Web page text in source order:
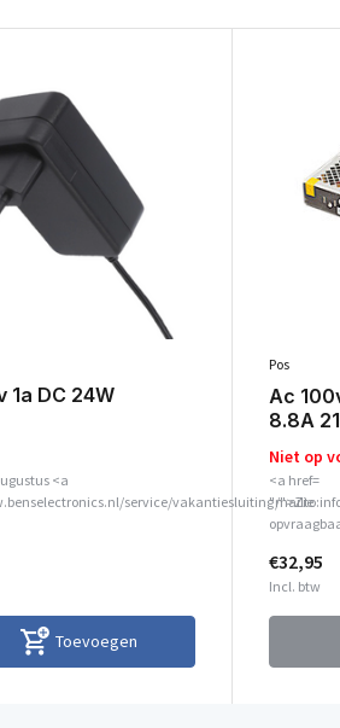
1a DC 24W
<a
service/vakantiesluiting/">Zie
Toevoegen
Pos
Ac
8.8A
Niet op
<a href=
€32,95
Incl. btw